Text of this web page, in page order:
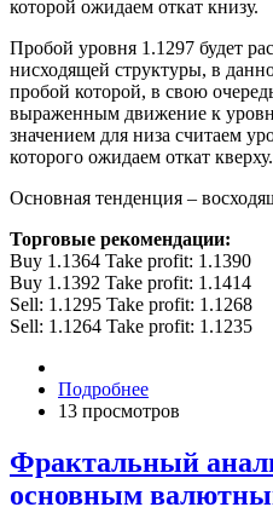
которой ожидаем откат книзу.
Пробой уровня 1.1297 будет
нисходящей структуры, в
пробой которой, в свою
выраженным движение к
значением для низа считаем
которого ожидаем откат кверху.
Основная тенденция –
Торговые рекомендации:
Buy 1.1364 Take profit: 1.1390
Buy 1.1392 Take profit: 1.1414
Sell: 1.1295 Take profit: 1.1268
Sell: 1.1264 Take profit: 1.1235
Подробнее
13 просмотров
Фрактальный
основным